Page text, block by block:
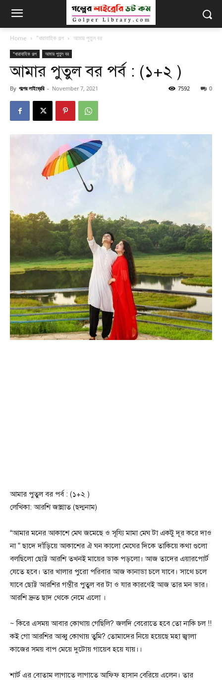
Home "ধারাবাহিক গল্প আমার পুতুল বর
"ধারাবাহিক গল্প আমার পুতুল বর
আমার পুতুল বর পর্ব : (১+২ )
By গল্পের লাইব্রেরি - November 7, 2021 0
7592
আমার পুতুল বর পর্ব : (১+২ )
লেখিকা: আরশি জান্নাত (ছদ্মনাম)
“আমার মনের আকাশে মেঘ জমেছে ও সূয্যি মামা মেঘ টা একটু দূর করে দাও
না ” ছাদে দাঁড়িয়ে আকাশের ঐ ঘন কালো মেঘের দিকে তাকিয়ে কথা গুলো
বলছিলো ছোট্ট আরশি তখনই মায়ের ডাক পড়লো। আজ তাদের এয়ারপোর্ট
যেতে হবে। তার খালার পুরো পরিবার আজ কানাডা চলে যাবে। সাথে চলে
যাবে ছোট্ট আরশির গম্ভীর পুতুল বর টা ও যার কারণেই আজ তার মন ভার।
আরশি দ্রুত ছাদ থেকে নেমে এলো ।
~ কিরে এসময় আবার কোথায় গেছিলি? জলদি বেরোতে হবে তো নাকি চল !!
কই গো আরশির আব্বু কোথায় তুমি? তোমাদের নিয়ে হয়েছে মহা জ্বালা
কাজের সময় বাপ মেয়ে দুটোয় গায়েব হয়ে যায়।।
শার্ট এর বোতাম লাগাতে লাগাতে আফিফ হাসান বেরিয়ে এলেন। তার